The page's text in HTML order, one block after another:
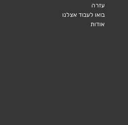
עזרה
בואו לעבוד אצלנו
אודות